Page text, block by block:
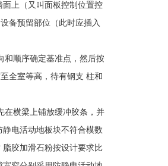
上（又叫面板控制位置控
备预留部位（此时应插入
顺序确定基准点，然后按
全室等高，待有钢支 柱和
横梁上铺放缓冲胶条，并
电活动地板块不符合模数
胶加滑石粉按设计要求比